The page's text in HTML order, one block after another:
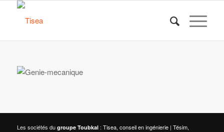
Les sociétés du groupe Toubkal: Tisea, conseil en ingénierie| Tésim,